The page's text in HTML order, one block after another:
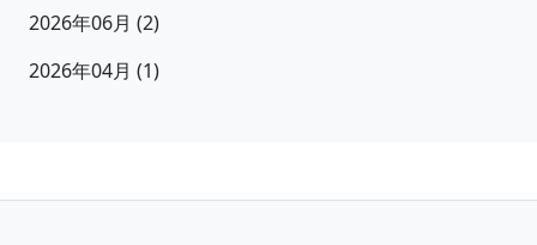
2026年06月 (2)
2026年04月 (1)